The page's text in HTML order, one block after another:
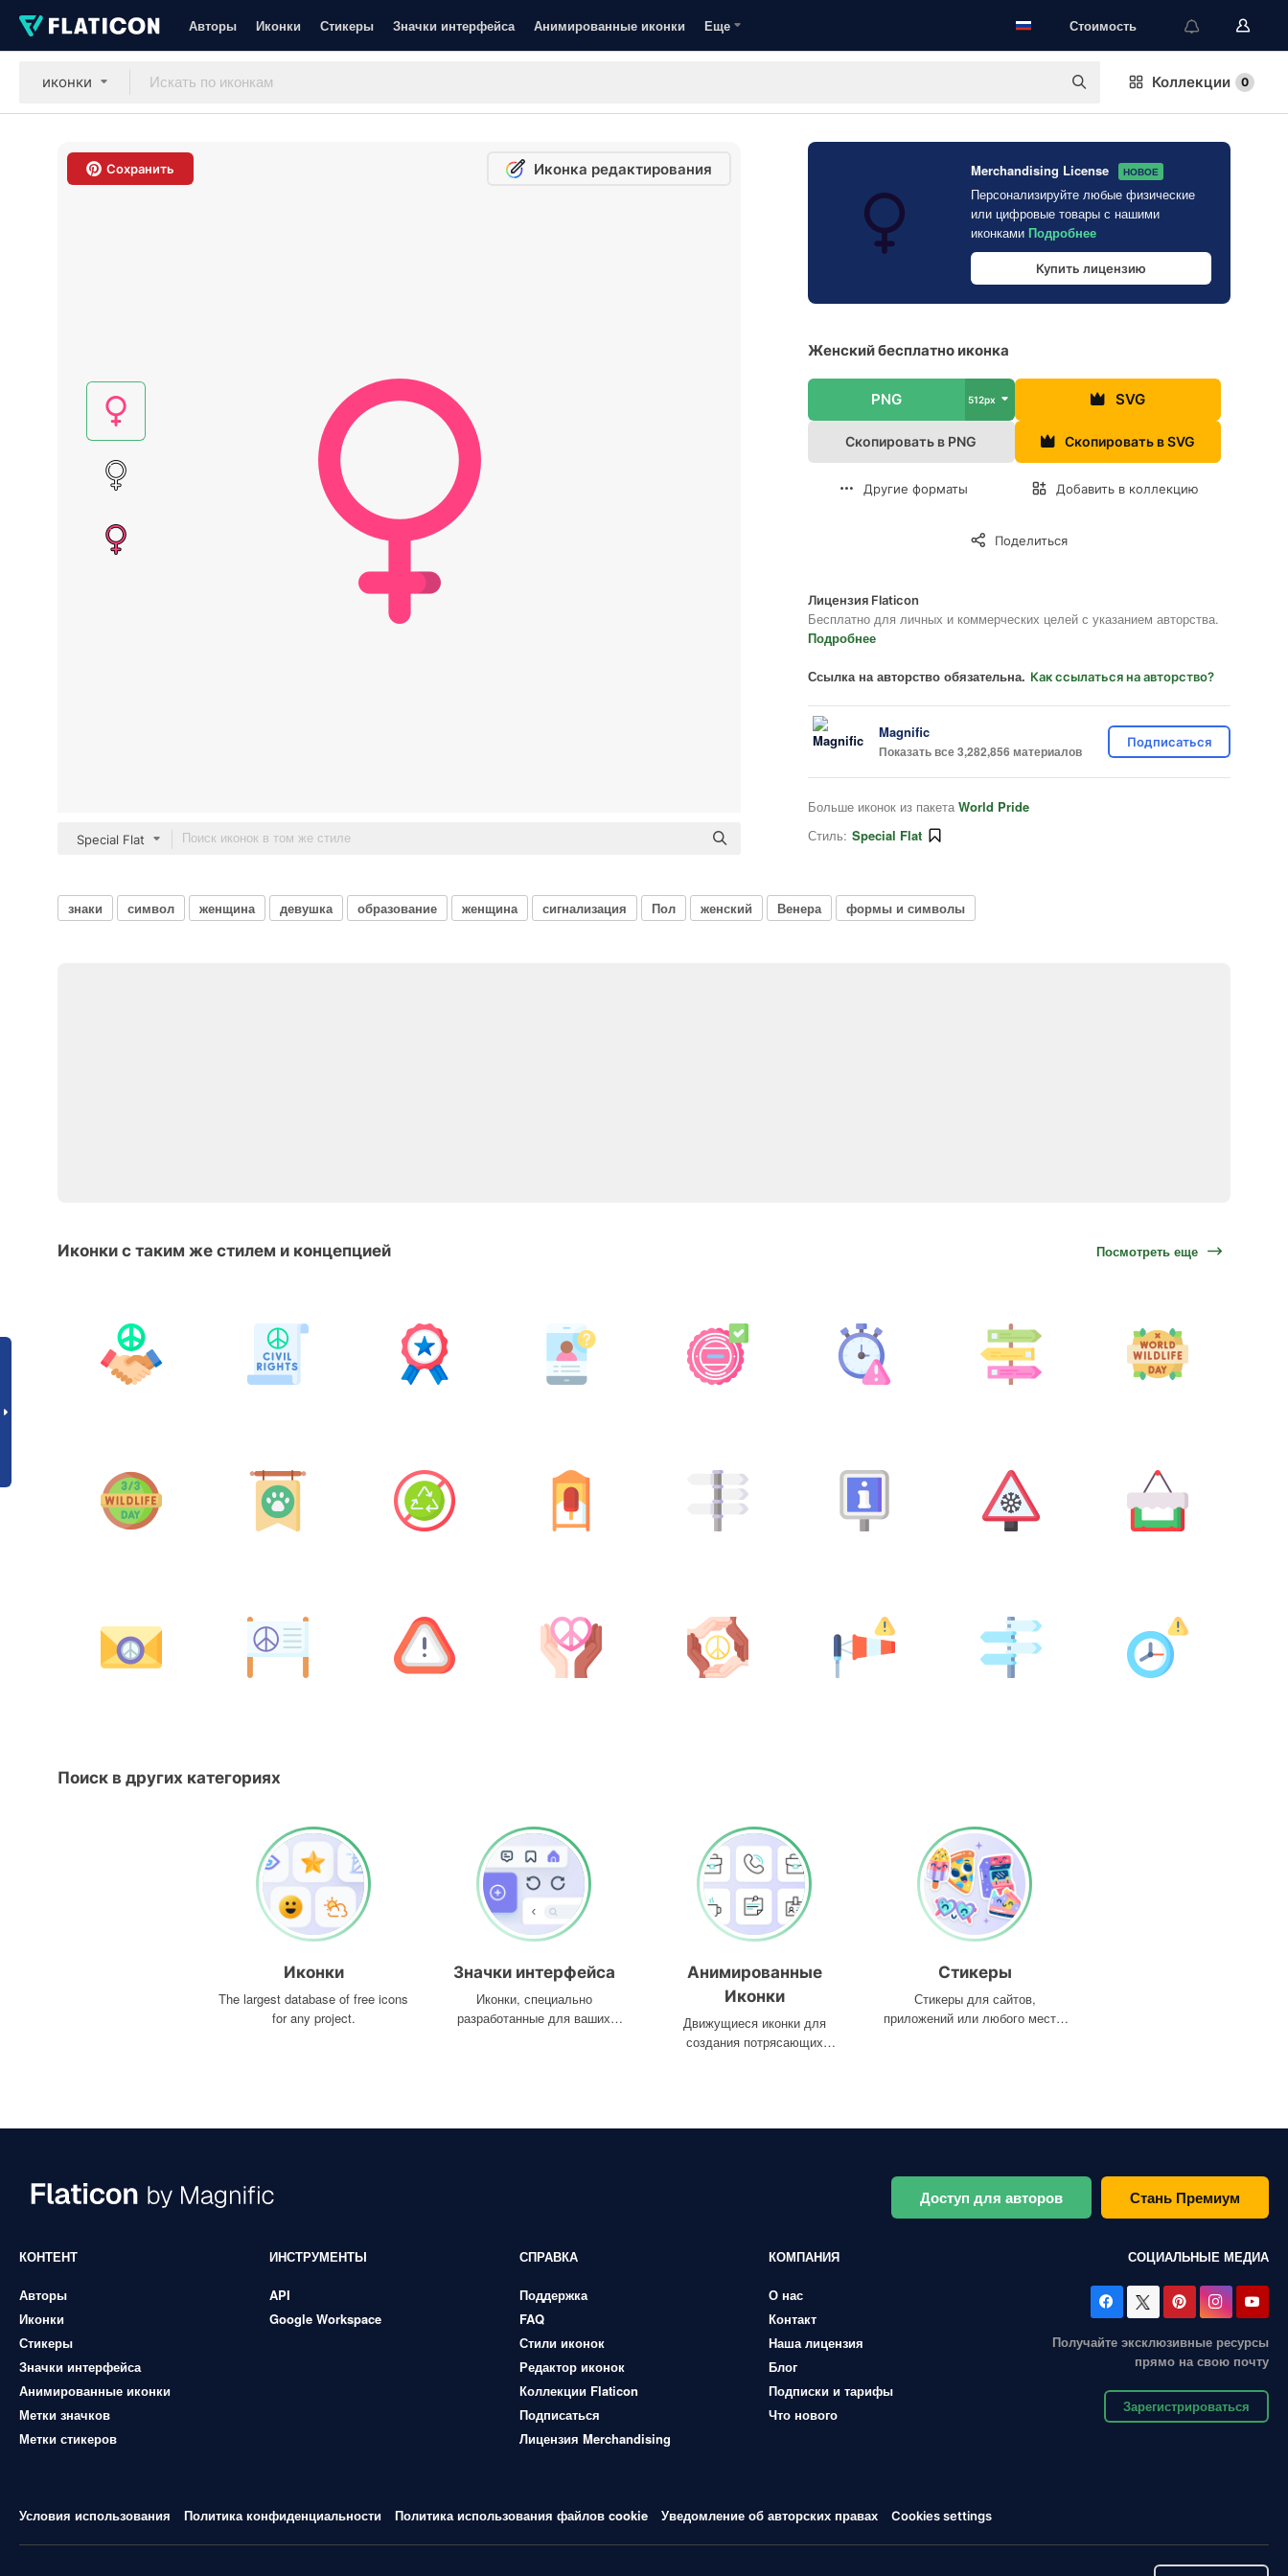
Авторы Иконки Стикеры Значки интерфейса Анимированные иконки Еще Стоимость
иконки Коллекции 0
Сохранить Иконка редактирования
Special Flat
Merchandising License НОВОЕ
Персонализируйте любые физические
или цифровые товары с нашими
иконками Подробнее
Купить лицензию
Женский бесплатно иконка
PNG 512px SVG
Скопировать в PNG Скопировать в SVG
Другие форматы Добавить в коллекцию
Поделиться
Лицензия Flaticon
Бесплатно для личных и коммерческих целей с указанием авторства.
Подробнее
Ссылка на авторство обязательна. Как ссылаться на авторство?
Magnific
Показать все 3,282,856 материалов
Подписаться
Больше иконок из пакета World Pride
Стиль: Special Flat
знаки символ женщина девушка образование женщина сигнализация Пол женский Венера формы и символы
Иконки с таким же стилем и концепцией Посмотреть еще
Поиск в других категориях
Иконки
The largest database of free icons
for any project.
Значки интерфейса
Иконки, специально
разработанные для ваших
Анимированные
Иконки
Движущиеся иконки для
создания потрясающих
Стикеры
Стикеры для сайтов,
приложений или любого места,
Доступ для авторов Стань Премиум
КОНТЕНТ
Авторы
Иконки
Стикеры
Значки интерфейса
Анимированные иконки
Метки значков
Метки стикеров
ИНСТРУМЕНТЫ
API
Google Workspace
СПРАВКА
Поддержка
FAQ
Стили иконок
Редактор иконок
Коллекции Flaticon
Подписаться
Лицензия Merchandising
КОМПАНИЯ
О нас
Контакт
Наша лицензия
Блог
Подписки и тарифы
Что нового
СОЦИАЛЬНЫЕ МЕДИА
Получайте эксклюзивные ресурсы
прямо на свою почту
Зарегистрироваться
Условия использования Политика конфиденциальности Политика использования файлов cookie Уведомление об авторских правах Cookies settings